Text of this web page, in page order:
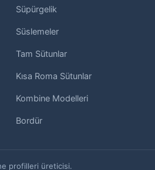
Süpürgelik
Süslemeler
Tam Sütunlar
Kısa Roma Sütunlar
Kombine Modelleri
Bordür
profilleri üreticisi.